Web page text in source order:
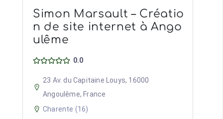
Simon Marsault – Créatio
n de site internet à Ango
ulême
0.0
23 Av. du Capitaine Louys, 16000
Angoulême, France
Charente (16)